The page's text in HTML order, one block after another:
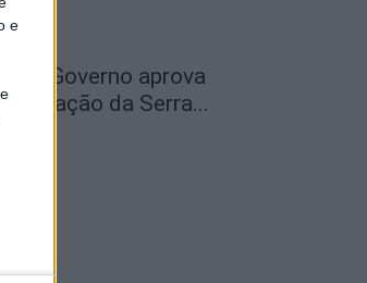
e
Governo aprova
da Serra...